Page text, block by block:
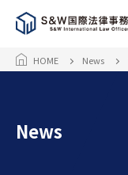
HOME News
News